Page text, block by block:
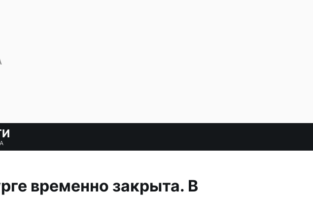
временно закрыта. В